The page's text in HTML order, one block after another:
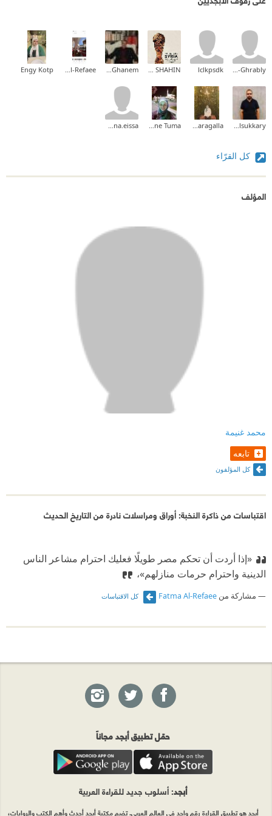
Sami Ali El-Ghrably
lclkpsdk
Abdullah B. SHAHIN
Tareq Ghanem
Fatma Al-Refaee
Engy Kotp
Ahmed Elsukkary
Marwa Faragalla
Nadia Yassine Tuma
menna.eissa
كل القرّاء
المؤلف
محمد غنيمة
تابعه
كل المؤلفون
اقتباسات من ذاكرة النخبة: أوراق ومراسلات نادرة من التاريخ الحديث
«إذا أردت أن تحكم مصر طويلًا فعليك احترام مشاعر الناس
الدينية واحترام حرمات منازلهم»،
مشاركة من Fatma Al-Refaee كل الاقتباسات
حمّل تطبيق أبجد مجاناً
أبجد: أسلوب جديد للقراءة العربية
أبجد هو تطبيق القراءة رقم واحد في العالم العربي. تضم مكتبة أبجد أحدث وأهم الكتب والروايات،